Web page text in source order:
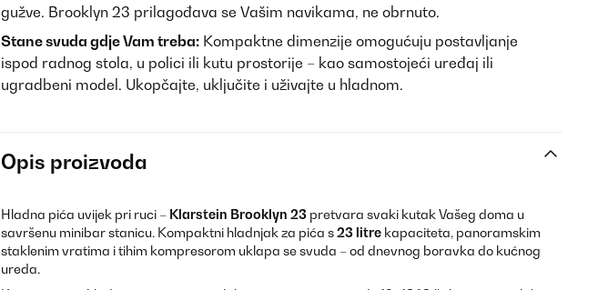
gužve. Brooklyn 23 prilagođava se Vašim navikama, ne obrnuto.
Stane svuda gdje Vam treba: Kompaktne dimenzije omogućuju postavljanje
ispod radnog stola, u polici ili kutu prostorije – kao samostojeći uređaj ili
ugradbeni model. Ukopčajte, uključite i uživajte u hladnom.
Opis proizvoda
Hladna pića uvijek pri ruci – Klarstein Brooklyn 23 pretvara svaki kutak Vašeg doma u
savršenu minibar stanicu. Kompaktni hladnjak za pića s23 litre kapaciteta, panoramskim
staklenim vratima i tihim kompresorom uklapa se svuda – od dnevnog boravka do kućnog
ureda.